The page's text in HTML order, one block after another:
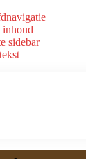
inhoud
sidebar